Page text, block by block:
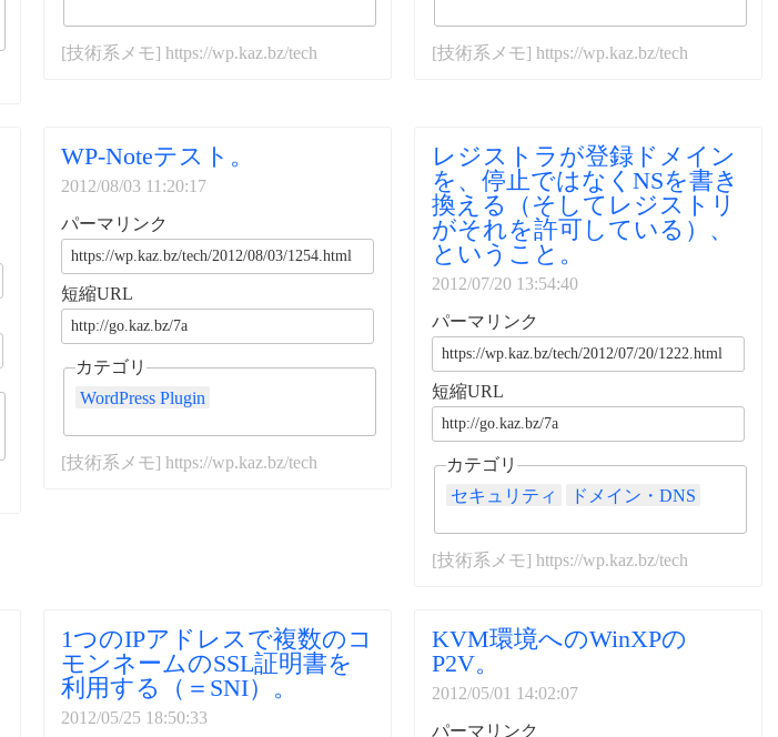
[技術系メモ] https://wp.kaz.bz/tech [技術系メモ] https://wp.kaz.bz/tech
WP-Noteテスト。
2012/08/03 11:20:17
パーマリンク
短縮URL
カテゴリ
WordPress Plugin
[技術系メモ] https://wp.kaz.bz/tech
レジストラが登録ドメイン
を、停止ではなくNSを書き
換える（そしてレジストリ
がそれを許可している）、
ということ。
2012/07/20 13:54:40
パーマリンク
短縮URL
カテゴリ
セキュリティ
ドメイン・DNS
[技術系メモ] https://wp.kaz.bz/tech
1つのIPアドレスで複数のコ
モンネームのSSL証明書を
利用する（＝SNI）。
2012/05/25 18:50:33
KVM環境へのWinXPの
P2V。
2012/05/01 14:02:07
パーマリンク